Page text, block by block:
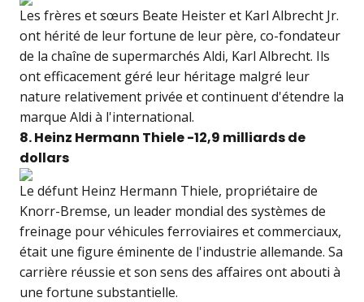
Les frères et sœurs Beate Heister et Karl Albrecht Jr.
ont hérité de leur fortune de leur père, co-fondateur
de la chaîne de supermarchés Aldi, Karl Albrecht. Ils
ont efficacement géré leur héritage malgré leur
nature relativement privée et continuent d'étendre la
marque Aldi à l'international.
8. Heinz Hermann Thiele -12,9 milliards de
dollars
Le défunt Heinz Hermann Thiele, propriétaire de
Knorr-Bremse, un leader mondial des systèmes de
freinage pour véhicules ferroviaires et commerciaux,
était une figure éminente de l'industrie allemande. Sa
carrière réussie et son sens des affaires ont abouti à
une fortune substantielle.